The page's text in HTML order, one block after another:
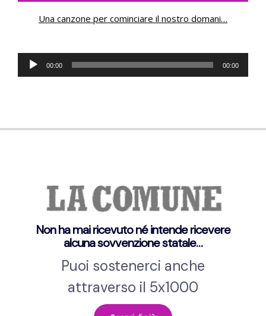
Una canzone per cominciare il nostro domani…
Lecteur
audio
00:00 00:00
Non ha mai ricevuto né intende ricevere
alcuna sovvenzione statale…
Puoi sostenerci anche
attraverso il 5x1000